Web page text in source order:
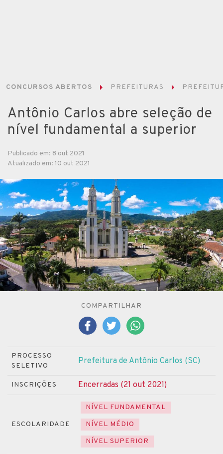
CONCURSOS ABERTOS PREFEITURAS
Antônio Carlos abre seleção de
nível fundamental a superior
Publicado em: 8 out 2021
Atualizado em: 10 out 2021
COMPARTILHAR
PROCESSO
SELETIVO
Prefeitura de Antônio Carlos (SC)
INSCRIÇÕES Encerradas (21 out 2021)
ESCOLARIDADE
NÍVEL FUNDAMENTAL
NÍVEL MÉDIO
NÍVEL SUPERIOR